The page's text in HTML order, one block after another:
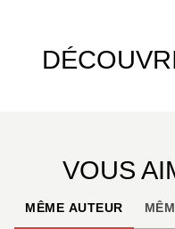
VOUS
MÊME AUTEUR